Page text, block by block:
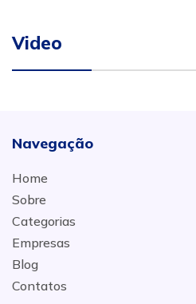
Video
Navegação
Home
Sobre
Categorias
Empresas
Blog
Contatos